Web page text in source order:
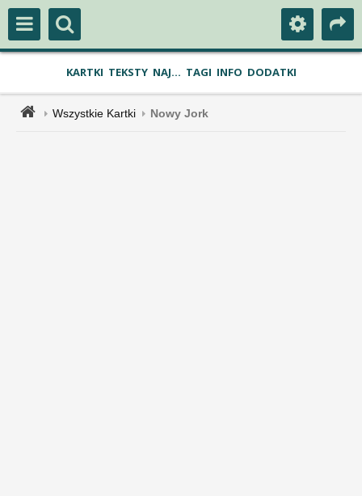
KARTKI TEKSTY NAJ... TAGI INFO DODATKI
Wszystkie Kartki Nowy Jork